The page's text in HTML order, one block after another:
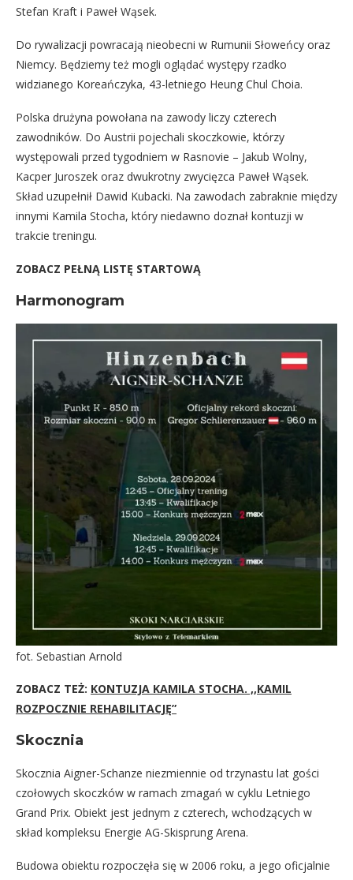
Stefan Kraft i Paweł Wąsek.
Do rywalizacji powracają nieobecni w Rumunii Słoweńcy oraz
Niemcy. Będziemy też mogli oglądać występy rzadko
widzianego Koreańczyka, 43-letniego Heung Chul Choia.
Polska drużyna powołana na zawody liczy czterech
zawodników. Do Austrii pojechali skoczkowie, którzy
występowali przed tygodniem w Rasnovie – Jakub Wolny,
Kacper Juroszek oraz dwukrotny zwycięzca Paweł Wąsek.
Skład uzupełnił Dawid Kubacki. Na zawodach zabraknie między
innymi Kamila Stocha, który niedawno doznał kontuzji w
trakcie treningu.
ZOBACZ PEŁNĄ LISTĘ STARTOWĄ
Harmonogram
fot. Sebastian Arnold
ZOBACZ TEŻ: KONTUZJA KAMILA STOCHA. ,,KAMIL
ROZPOCZNIE REHABILITACJĘ”
Skocznia
Skocznia Aigner-Schanze niezmiennie od trzynastu lat gości
czołowych skoczków w ramach zmagań w cyklu Letniego
Grand Prix. Obiekt jest jednym z czterech, wchodzących w
skład kompleksu Energie AG-Skisprung Arena.
Budowa obiektu rozpoczęła się w 2006 roku, a jego oficjalnie